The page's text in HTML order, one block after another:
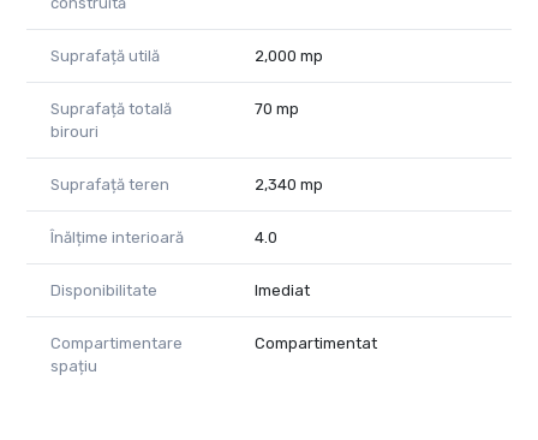
Suprafață utilă 2,000 mp
Suprafață totală
birouri
70 mp
Suprafață teren 2,340 mp
Înălțime interioară 4.0
Disponibilitate Imediat
Compartimentare
spațiu
Compartimentat